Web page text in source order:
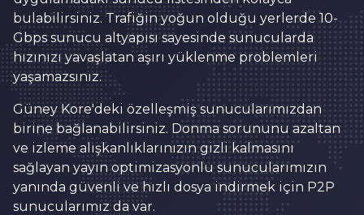
bulabilirsiniz. Trafiğin yoğun olduğu yerlerde 10-
Gbps sunucu altyapısı sayesinde sunucularda
hızınızı yavaşlatan aşırı yüklenme problemleri
yaşamazsınız.
Güney Kore'deki özelleşmiş sunucularımızdan
birine bağlanabilirsiniz. Donma sorununu azaltan
ve izleme alışkanlıklarınızın gizli kalmasını
sağlayan yayın optimizasyonlu sunucularımızın
yanında güvenli ve hızlı dosya indirmek için P2P
sunucularımız da var.